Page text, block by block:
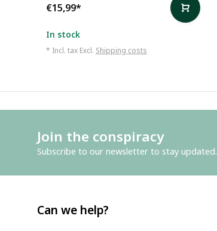
€15,99*
In stock
* Incl. tax Excl. Shipping costs
Join the conspiracy
Subscribe to our newsletter to stay updated.
Can we help?